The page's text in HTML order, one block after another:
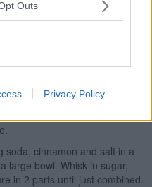
Outs
Privacy Policy
soda, cinnamon and salt in a
large bowl. Whisk in sugar,
in 2 parts until just combined.